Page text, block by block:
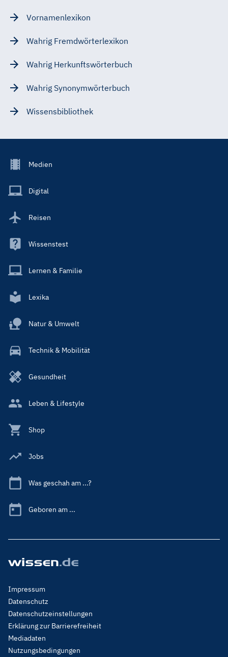
Vornamenlexikon
Wahrig Fremdwörterlexikon
Wahrig Herkunftswörterbuch
Wahrig Synonymwörterbuch
Wissensbibliothek
Footer
Main
Medien
Digital
Reisen
Wissenstest
Lernen & Familie
Lexika
Natur & Umwelt
Technik & Mobilität
Gesundheit
Leben & Lifestyle
Shop
Jobs
Was geschah am ...?
Geboren am ...
Footer
Menu
Legal
Impressum
Datenschutz
Datenschutzeinstellungen
Erklärung zur Barrierefreiheit
Mediadaten
Nutzungsbedingungen